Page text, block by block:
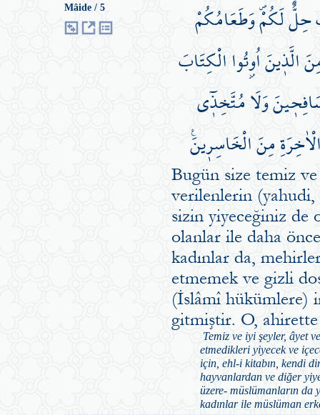
Mâide / 5
حِلٌّ لَكُمْۖ وَطَعَامُكُمْ
اُو۫تُوا الْكِتَابَ
وَلَا مُتَّخِذ۪ٓي
مِنَ الْخَاسِر۪ينَ۟
Bugün size temiz
verilenlerin (yahudi,
sizin yiyeceğiniz de
olanlar ile daha
kadınlar da,
etmemek ve gizli
(İslâmî hükümlere)
gitmiştir. O,
Temiz ve iyi şeyler, âyet
etmedikleri yiyecek ve
için, ehl-i kitabın, kendi
hayvanlardan ve diğer
üzere- müslümanların
kadınlar ile müslüman